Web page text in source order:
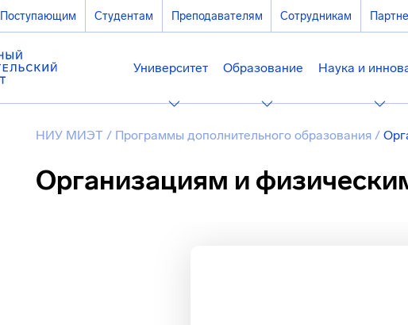
Поступающим Студентам Преподавателям Сотрудникам
Университет Образование Наука и
НИУ МИЭТ / Программы дополнительного образования /
Организациям и